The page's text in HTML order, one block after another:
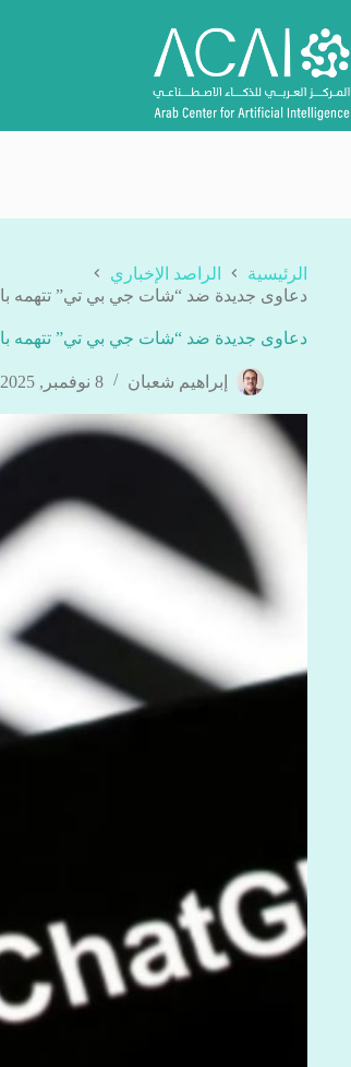
إلى
المحتوى
الرئيسية
الراصد الإخباري
دعاوى جديدة ضد “شات جي بي تي” تتهمه
دعاوى جديدة ضد “شات جي بي تي” تتهمه
إبراهيم شعبان 8 نوفمبر, 2025